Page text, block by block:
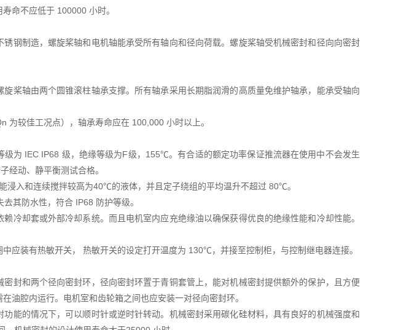
命不应低于 100000 小时。
钢制造，螺旋桨轴和电机轴能承受所有轴向和径向荷载。螺旋桨轴受机械密封和径向向密封
桨轴由两个圆锥滚柱轴承支撑。所有轴承采用长期脂润滑的高质量免维护轴承，能承受轴向
为较佳工况点），轴承寿命应在 100,000 小时以上。
级为 IEC IP68 级，绝缘等级为F级，155℃。有合适的额定功率保证推流器在使用中不会发生
经动、静平衡测试合格。
入和连续搅拌较高为40℃的液体，并且定子绕组的平均温升不超过 80℃。
其防水性，符合 IP68 防护等级。
冷却套或外部冷却系统。而且电机室内应充绝缘油以确保获得优良的绝缘性能和冷却性能。
应装有热敏开关， 热敏开关的设定打开温度为 130℃，并接至控制柜，与控制继电器连接。
封和两个径向密封环，径向密封环置于青铜套管上，能对机械密封提供额外的保护，且方便
油腔内运行。电机室和齿轮箱之间也应安装一对径向密封环。
能的情况下，可以顺时针或逆时针转动。机械密封采用碳化硅材料，具有良好的机械强度和